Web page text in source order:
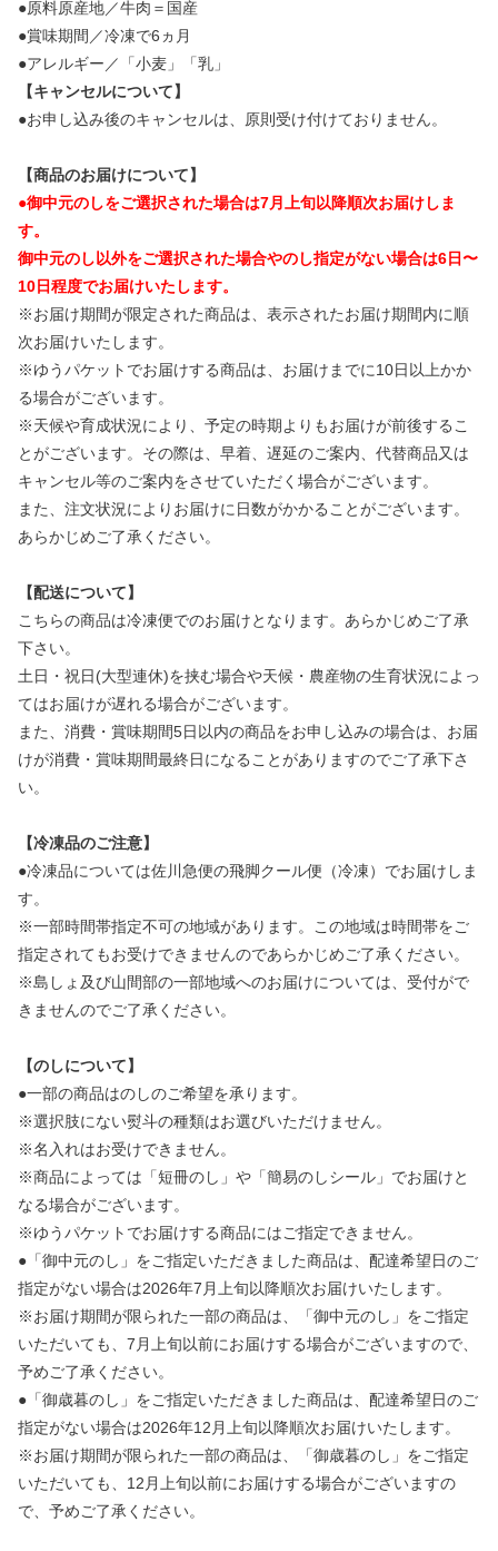
●原料原産地／牛肉＝国産
●賞味期間／冷凍で6ヵ月
●アレルギー／「小麦」「乳」
【キャンセルについて】
●お申し込み後のキャンセルは、原則受け付けておりません。
【商品のお届けについて】
●御中元のしをご選択された場合は7月上旬以降順次お届けしま
す。
御中元のし以外をご選択された場合やのし指定がない場合は6日〜
10日程度でお届けいたします。
※お届け期間が限定された商品は、表示されたお届け期間内に順
次お届けいたします。
※ゆうパケットでお届けする商品は、お届けまでに10日以上かか
る場合がございます。
※天候や育成状況により、予定の時期よりもお届けが前後するこ
とがございます。その際は、早着、遅延のご案内、代替商品又は
キャンセル等のご案内をさせていただく場合がございます。
また、注文状況によりお届けに日数がかかることがございます。
あらかじめご了承ください。
【配送について】
こちらの商品は冷凍便でのお届けとなります。あらかじめご了承
下さい。
土日・祝日(大型連休)を挟む場合や天候・農産物の生育状況によっ
てはお届けが遅れる場合がございます。
また、消費・賞味期間5日以内の商品をお申し込みの場合は、お届
けが消費・賞味期間最終日になることがありますのでご了承下さ
い。
【冷凍品のご注意】
●冷凍品については佐川急便の飛脚クール便（冷凍）でお届けしま
す。
※一部時間帯指定不可の地域があります。この地域は時間帯をご
指定されてもお受けできませんのであらかじめご了承ください。
※島しょ及び山間部の一部地域へのお届けについては、受付がで
きませんのでご了承ください。
【のしについて】
●一部の商品はのしのご希望を承ります。
※選択肢にない熨斗の種類はお選びいただけません。
※名入れはお受けできません。
※商品によっては「短冊のし」や「簡易のしシール」でお届けと
なる場合がございます。
※ゆうパケットでお届けする商品にはご指定できません。
●「御中元のし」をご指定いただきました商品は、配達希望日のご
指定がない場合は2026年7月上旬以降順次お届けいたします。
※お届け期間が限られた一部の商品は、「御中元のし」をご指定
いただいても、7月上旬以前にお届けする場合がございますので、
予めご了承ください。
●「御歳暮のし」をご指定いただきました商品は、配達希望日のご
指定がない場合は2026年12月上旬以降順次お届けいたします。
※お届け期間が限られた一部の商品は、「御歳暮のし」をご指定
いただいても、12月上旬以前にお届けする場合がございますの
で、予めご了承ください。